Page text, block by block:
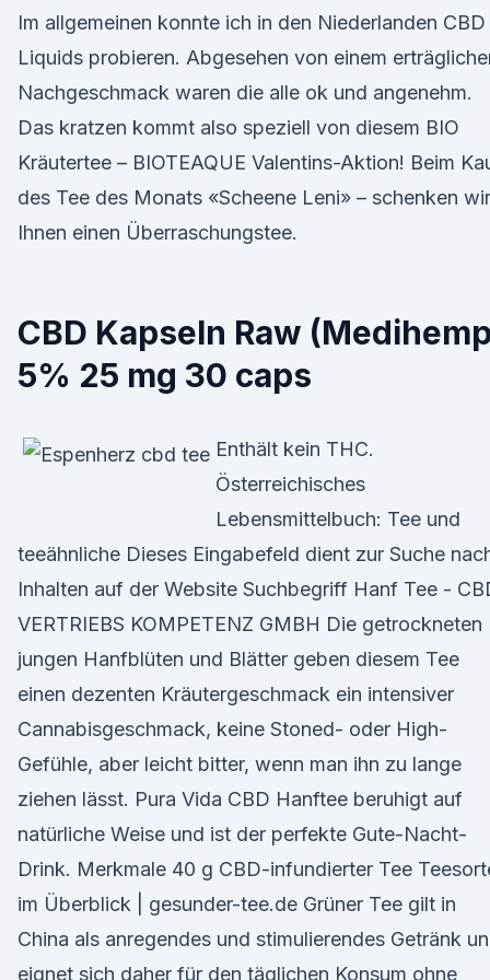
Im allgemeinen konnte ich in den Niederlanden CBD
Liquids probieren. Abgesehen von einem
Nachgeschmack waren die alle ok und angenehm.
Das kratzen kommt also speziell von diesem BIO
Kräutertee – BIOTEAQUE Valentins-Aktion! Beim
des Tee des Monats «Scheene Leni» – schenken wir
Ihnen einen Überraschungstee.
CBD Kapseln Raw
5% 25 mg 30 caps
Enthält kein THC.
Österreichisches
Lebensmittelbuch: Tee und
teeähnliche Dieses Eingabefeld dient zur Suche
Inhalten auf der Website Suchbegriff Hanf Tee -
VERTRIEBS KOMPETENZ GMBH Die getrockneten
jungen Hanfblüten und Blätter geben diesem Tee
einen dezenten Kräutergeschmack ein intensiver
Cannabisgeschmack, keine Stoned- oder High-
Gefühle, aber leicht bitter, wenn man ihn zu lange
ziehen lässt. Pura Vida CBD Hanftee beruhigt auf
natürliche Weise und ist der perfekte Gute-Nacht-
Drink. Merkmale 40 g CBD-infundierter Tee
im Überblick | gesunder-tee.de Grüner Tee gilt in
China als anregendes und stimulierendes Getränk
eignet sich daher für den täglichen Konsum ohne